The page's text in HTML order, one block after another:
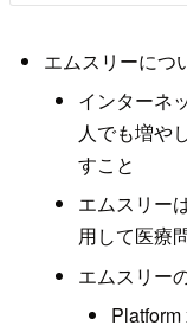
エムスリーにつ
インターネ
人でも増や
すこと
エムスリー
用して医療
エムスリー